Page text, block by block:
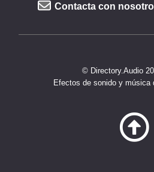
Contacta con
© Directory.Audio
Efectos de sonido y música